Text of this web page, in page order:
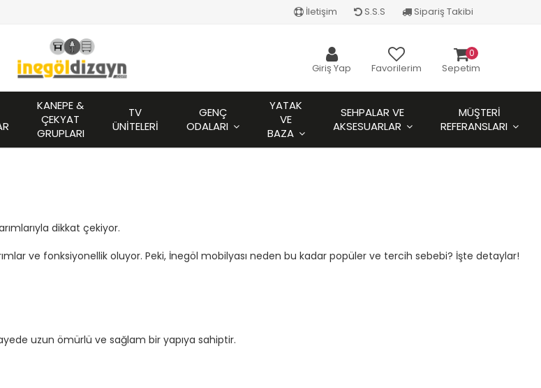
İletişim S.S.S Sipariş Takibi
Giriş Yap Favorilerim Sepetim
0
KANEPE &
ÇEKYAT
GRUPLARI
TV
ÜNITELERI
GENÇ
ODALARI
YATAK
VE
BAZA
SEHPALAR VE
AKSESUARLAR
MÜŞTERI
REFERANSLARI
dikkat çekiyor.
ve fonksiyonellik oluyor. Peki, İnegöl mobilyası neden bu kadar popüler ve tercih sebebi? İşte detaylar!
uzun ömürlü ve sağlam bir yapıya sahiptir.